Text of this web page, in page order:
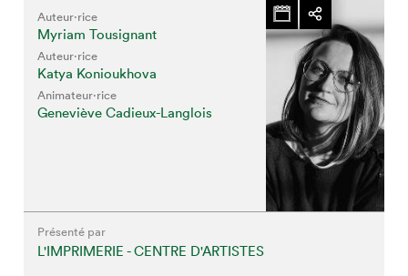
Auteur·rice
Myriam Tousignant
Auteur·rice
Katya Konioukhova
Animateur⋅rice
Geneviève Cadieux-Langlois
Présenté par
L'IMPRIMERIE - CENTRE D'ARTISTES